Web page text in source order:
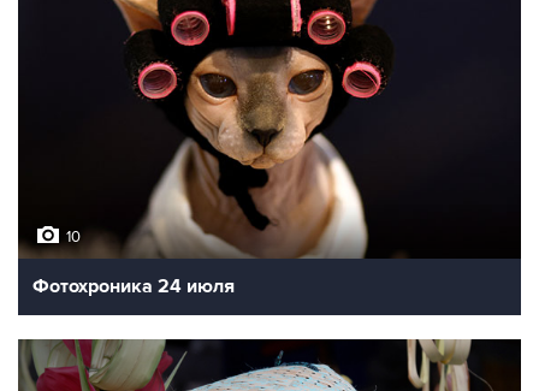
10
Фотохроника 24 июля